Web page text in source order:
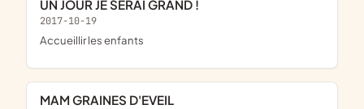
UN JOUR JE SERAI GRAND !
2017-10-19
accueillir les enfants
MAM GRAINES D'EVEIL